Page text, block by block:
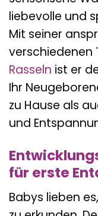
liebevolle und
Mit seiner
verschiedenen
Rasseln ist er
Ihr
zu Hause als
und
für erste
Babys lieben